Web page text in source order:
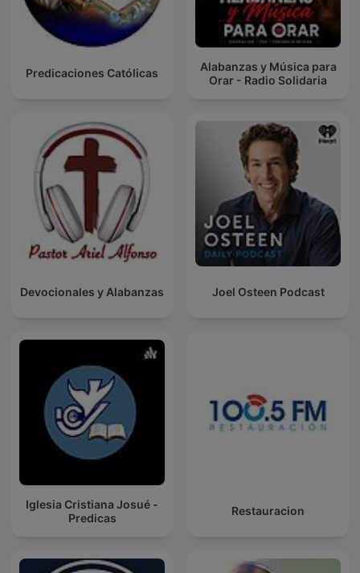
Predicaciones Católicas
Alabanzas y Música para
Orar - Radio Solidaria
Devocionales y Alabanzas Joel Osteen Podcast
Iglesia Cristiana Josué -
Predicas
Restauracion